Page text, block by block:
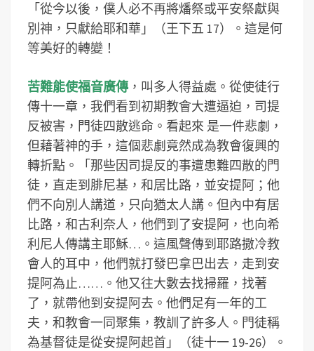
「從今以後，僕人必不再將燔祭或平安祭獻與
別神，只獻給耶和華」（王下五 17）。這是何
等美好的轉變！
苦難能使福音廣傳 ，叫多人得益處。從使徒行
傳十一章，我們看到初期教會大遭逼迫，司提
反被害，門徒四散逃命。看起來 是一件悲劇，
但藉著神的手，這個悲劇竟然成為教會復興的
轉折點。「那些因司提反的事遭患難四散的門
徒，直走到腓尼基，和居比路，並安提阿；他
們不向別人講道，只向猶太人講。但內中有居
比路，和古利奈人，他們到了安提阿，也向希
利尼人傳講主耶穌…。這風聲傳到耶路撒冷教
會人的耳中，他們就打發巴拿巴出去，走到安
提阿為止……。他又往大數去找掃羅，找著
了，就帶他到安提阿去。他們足有一年的工
夫，和教會一同聚集，教訓了許多人。門徒稱
為基督徒是從安提阿起首」（徒十一 19-26）。